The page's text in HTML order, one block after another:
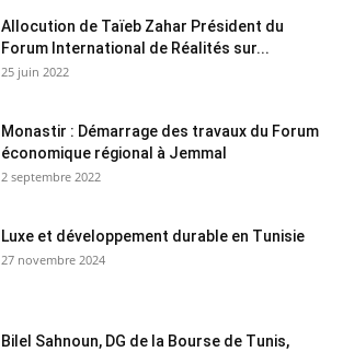
Allocution de Taïeb Zahar Président du
Forum International de Réalités sur...
25 juin 2022
Monastir : Démarrage des travaux du Forum
économique régional à Jemmal
2 septembre 2022
Luxe et développement durable en Tunisie
27 novembre 2024
Bilel Sahnoun, DG de la Bourse de Tunis,